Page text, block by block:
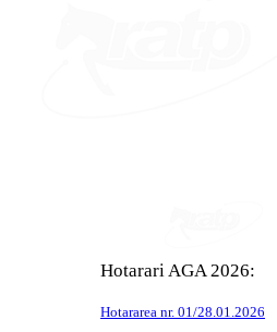
Hotarari AGA 2026:
Hotararea nr. 01/28.01.2026